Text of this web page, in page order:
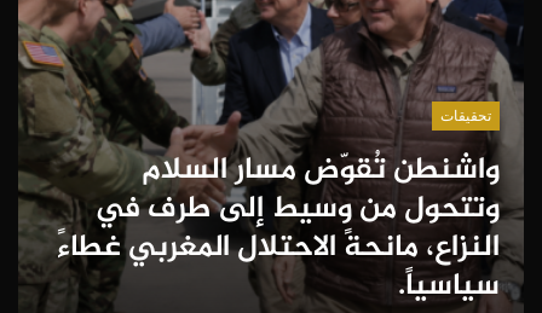
تحقيقات
واشنطن تُقوّض مسار السلام
وتتحول من وسيط إلى طرف في
النزاع، مانحةً الاحتلال المغربي غطاءً
سياسياً.